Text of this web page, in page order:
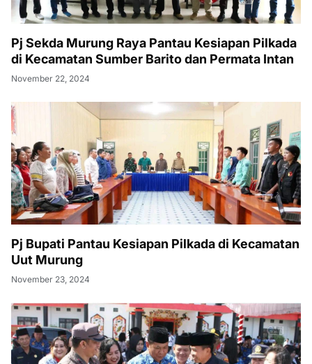
Pj Sekda Murung Raya Pantau Kesiapan Pilkada
di Kecamatan Sumber Barito dan Permata Intan
November 22, 2024
Pj Bupati Pantau Kesiapan Pilkada di Kecamatan
Uut Murung
November 23, 2024